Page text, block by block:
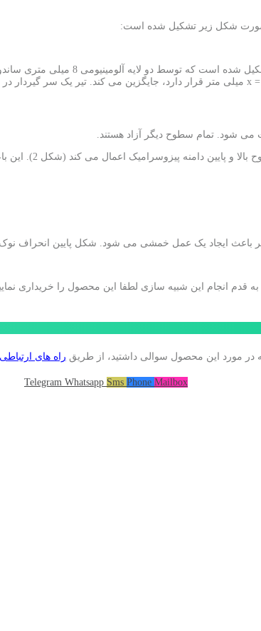
این تیر از یک هسته فوم انعطاف
یک عمل خمشی می شود. شکل پایین انحراف نوک حاصل را نشان می
در مورد این محصول سوالی داشتید، از طریق راه های ارتباطی
Telegram Whatsapp Sms Phone Mailbox